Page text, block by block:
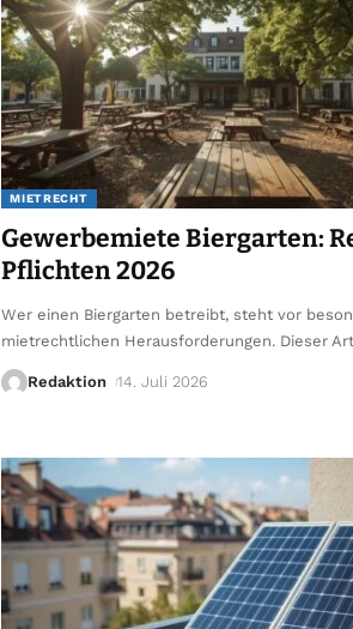
MIETRECHT
Gewerbemiete Biergarten:
Pflichten 2026
Wer einen Biergarten betreibt, steht vor
mietrechtlichen Herausforderungen. Dieser
Redaktion 14. Juli 2026